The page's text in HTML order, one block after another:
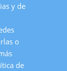
SPANISH
y de
o
de